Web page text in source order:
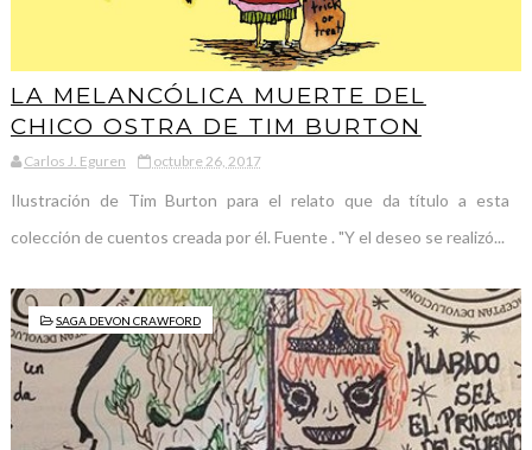
LA MELANCÓLICA MUERTE DEL
CHICO OSTRA DE TIM BURTON
Carlos J. Eguren octubre 26, 2017
Ilustración de Tim Burton para el relato que da título a esta
colección de cuentos creada por él. Fuente . "Y el deseo se realizó...
SAGA DEVON CRAWFORD